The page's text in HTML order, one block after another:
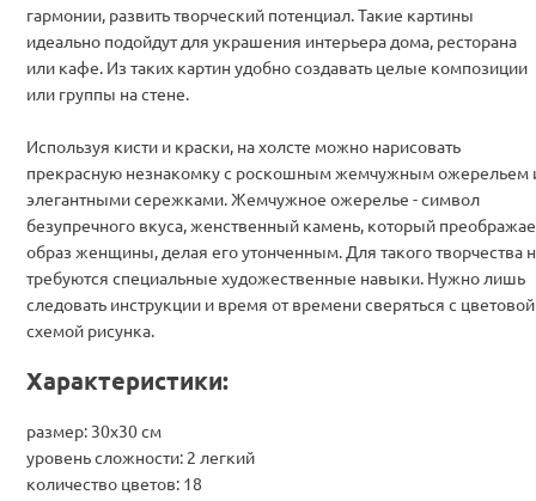
гармонии, развить творческий потенциал. Такие картины
идеально подойдут для украшения интерьера дома, ресторана
или кафе. Из таких картин удобно создавать целые композиции
или группы на стене.
Используя кисти и краски, на холсте можно нарисовать
прекрасную незнакомку с роскошным жемчужным ожерельем
элегантными сережками. Жемчужное ожерелье - символ
безупречного вкуса, женственный камень, который
образ женщины, делая его утонченным. Для такого творчества
требуются специальные художественные навыки. Нужно лишь
следовать инструкции и время от времени сверяться с цветовой
схемой рисунка.
Характеристики:
размер: 30х30 см
уровень сложности: 2 легкий
количество цветов: 18